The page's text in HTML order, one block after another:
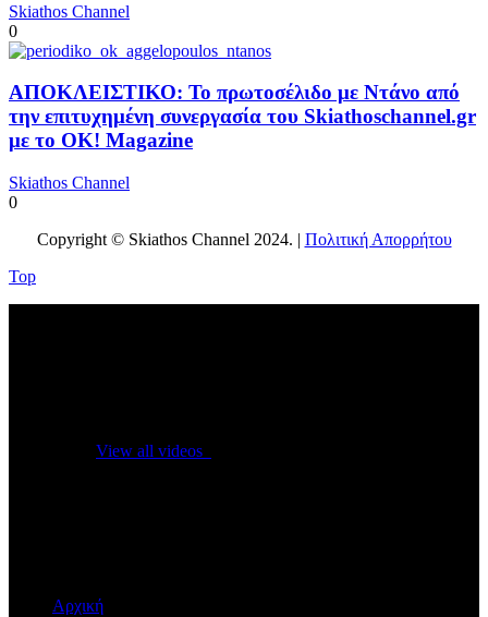
Skiathos Channel
0
ΑΠΟΚΛΕΙΣΤΙΚΟ: Το πρωτοσέλιδο με Ντάνο από
την επιτυχημένη συνεργασία του Skiathoschannel.gr
με το OK! Magazine
Skiathos Channel
0
Copyright © Skiathos Channel 2024. | Πολιτική Απορρήτου
Top
View all videos
Αρχική